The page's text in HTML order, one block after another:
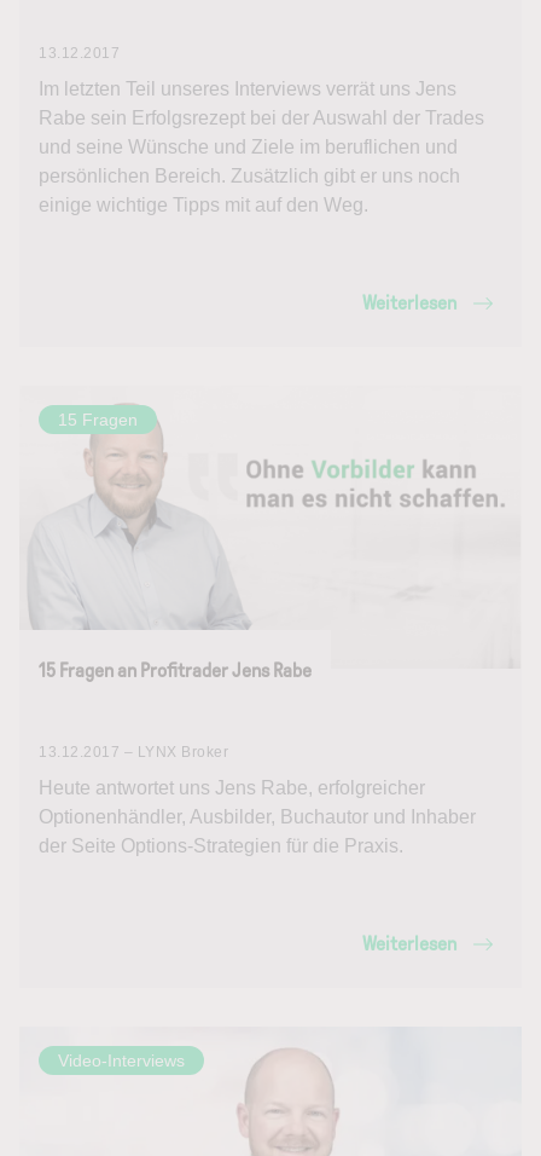
13.12.2017
Im letzten Teil unseres Interviews verrät uns Jens
Rabe sein Erfolgsrezept bei der Auswahl der Trades
und seine Wünsche und Ziele im beruflichen und
persönlichen Bereich. Zusätzlich gibt er uns noch
einige wichtige Tipps mit auf den Weg.
Weiterlesen
15 Fragen
15 Fragen an Profitrader Jens Rabe
13.12.2017 – LYNX Broker
Heute antwortet uns Jens Rabe, erfolgreicher
Optionenhändler, Ausbilder, Buchautor und Inhaber
der Seite Options-Strategien für die Praxis.
Weiterlesen
Video-Interviews